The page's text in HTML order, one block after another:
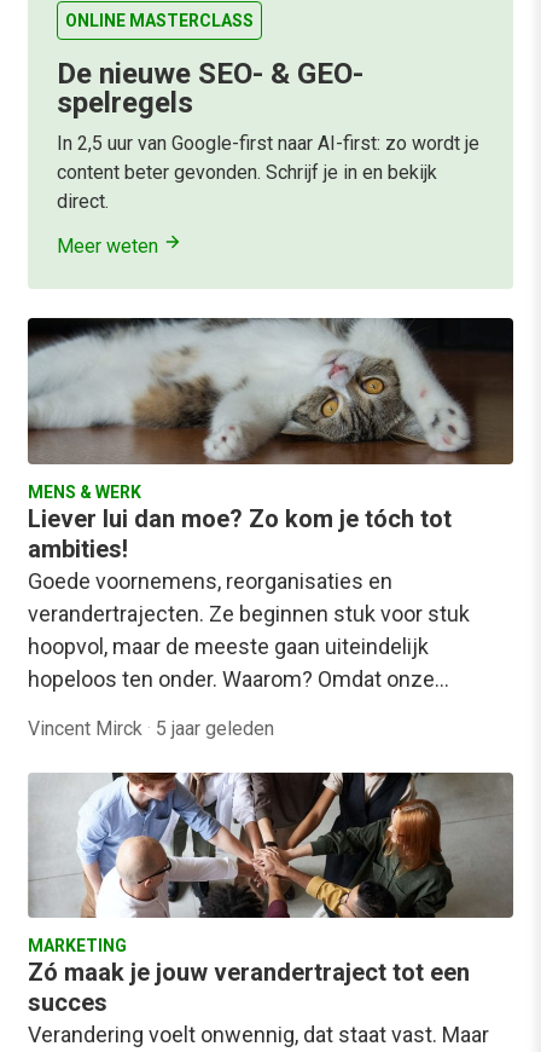
ONLINE MASTERCLASS
De nieuwe SEO- & GEO-
spelregels
In 2,5 uur van Google-first naar AI-first: zo wordt je
content beter gevonden. Schrijf je in en bekijk
direct.
Meer weten
MENS & WERK
Liever lui dan moe? Zo kom je tóch tot
ambities!
Goede voornemens, reorganisaties en
verandertrajecten. Ze beginnen stuk voor stuk
hoopvol, maar de meeste gaan uiteindelijk
hopeloos ten onder. Waarom? Omdat onze…
Vincent Mirck · 5 jaar geleden
MARKETING
Zó maak je jouw verandertraject tot een
succes
Verandering voelt onwennig, dat staat vast. Maar